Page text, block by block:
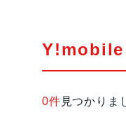
Y!mobile
0件 見つかりま